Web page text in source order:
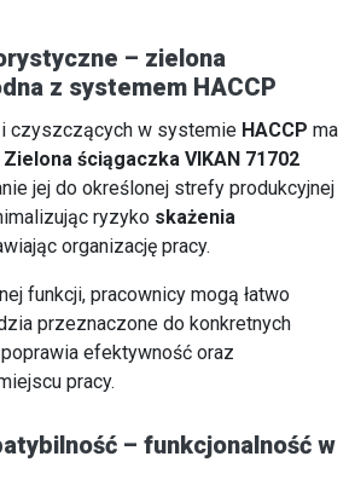
– zielona
z systemem HACCP
czyszczących w systemie HACCP ma
Zielona ściągaczka VIKAN 71702
jej do określonej strefy produkcyjnej
ryzyko skażenia
organizację pracy.
funkcji, pracownicy mogą łatwo
przeznaczone do konkretnych
efektywność oraz
pracy.
– funkcjonalność w